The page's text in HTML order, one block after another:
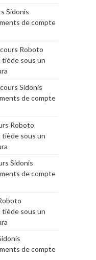
Sidonis
de compte
Roboto
tiède sous un
Sidonis
de compte
Roboto
tiède sous un
Sidonis
de compte
tiède sous un
de compte